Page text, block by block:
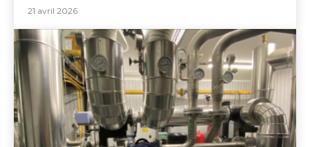
21 avril 2026